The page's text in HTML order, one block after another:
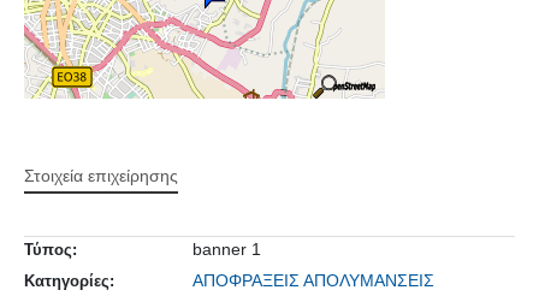
Στοιχεία επιχείρησης
Τύπος: banner 1
Κατηγορίες: ΑΠΟΦΡΑΞΕΙΣ ΑΠΟΛΥΜΑΝΣΕΙΣ